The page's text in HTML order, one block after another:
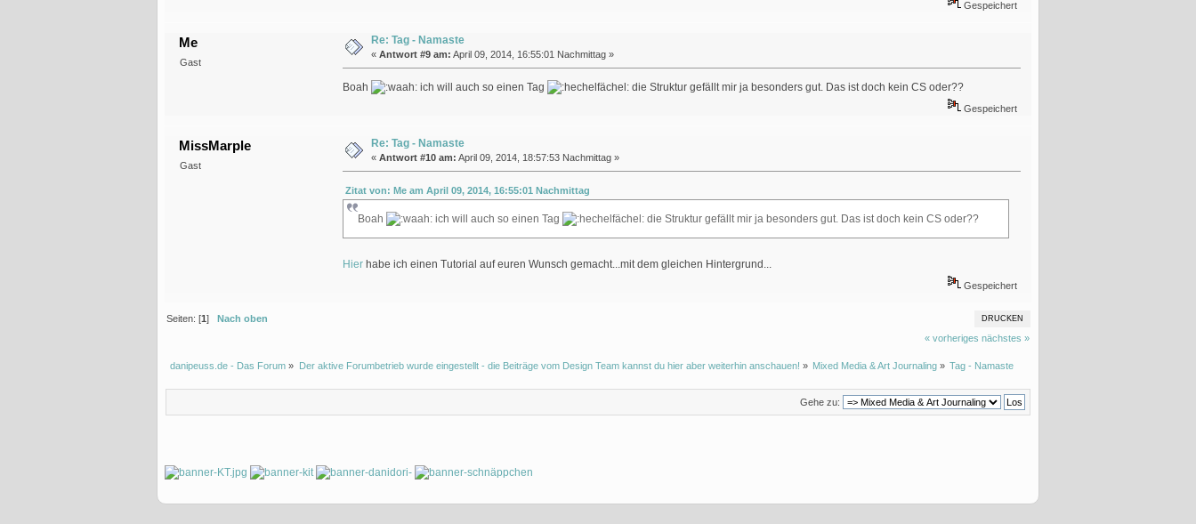
Gespeichert
Me
Gast
Re: Tag - Namaste
« Antwort #9 am: April 09, 2014, 16:55:01 Nachmittag »
Boah ich will auch so einen Tag die Struktur gefällt mir ja besonders gut. Das ist doch kein CS oder??
Gespeichert
MissMarple
Gast
Re: Tag - Namaste
« Antwort #10 am: April 09, 2014, 18:57:53 Nachmittag »
Zitat von: Me am April 09, 2014, 16:55:01 Nachmittag
Boah ich will auch so einen Tag die Struktur gefällt mir ja besonders gut. Das ist doch kein CS oder??
Hierhabe ich einen Tutorial auf euren Wunsch gemacht...mit dem gleichen Hintergrund...
Gespeichert
DRUCKEN
Seiten: [1]Nach oben
« vorheriges nächstes »
danipeuss.de - Das Forum » Der aktive Forumbetrieb wurde eingestellt - die Beiträge vom Design Team kannst du hier aber weiterhin anschauen! » Mixed Media & Art Journaling» Tag - Namaste
Gehe zu: